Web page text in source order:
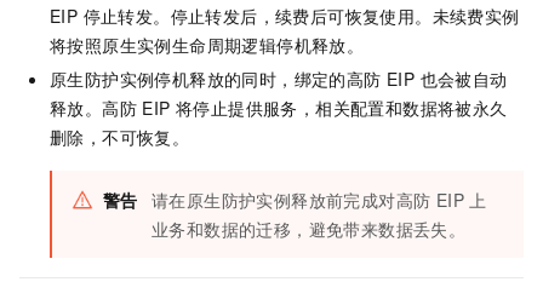
EIP 停止转发。停止转发后，续费后可恢复使用。未续费实例
将按照原生实例生命周期逻辑停机释放。
原生防护实例停机释放的同时，绑定的高防 EIP 也会被自动
释放。高防 EIP 将停止提供服务，相关配置和数据将被永久
删除，不可恢复。
警告 请在原生防护实例释放前完成对高防 EIP 上
业务和数据的迁移，避免带来数据丢失。